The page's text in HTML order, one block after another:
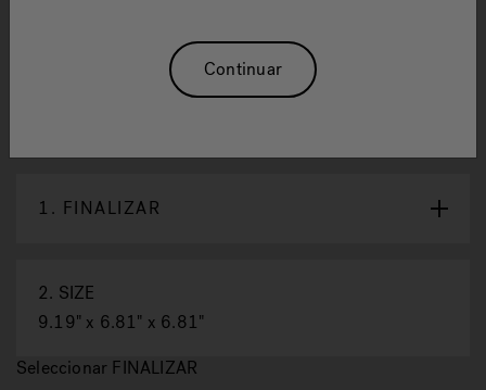
Piccolo™ Juego De BañEra Y
1. FINALIZAR
2. SIZE
9.19" x 6.81" x 6.81"
Seleccionar FINALIZAR
Continuar